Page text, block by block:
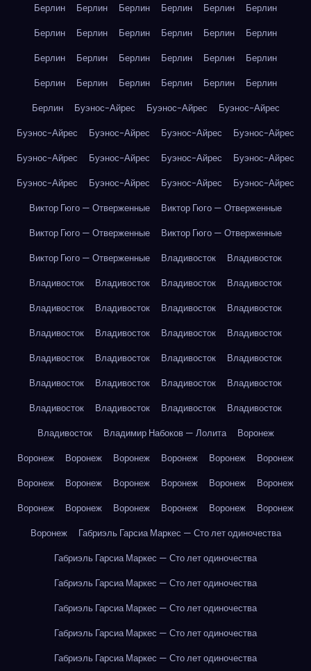
Берлин Берлин Берлин Берлин Берлин
Берлин
Берлин
Берлин Берлин Берлин Берлин
Берлин
Берлин
Берлин Берлин Берлин Берлин
Берлин
Берлин
Берлин Берлин Берлин Берлин
Берлин
Берлин
Буэнос-Айрес Буэнос-Айрес
Буэнос-Айрес
Буэнос-Айрес
Буэнос-Айрес Буэнос-Айрес
Буэнос-Айрес
Буэнос-Айрес
Буэнос-Айрес Буэнос-Айрес
Буэнос-Айрес
Буэнос-Айрес
Буэнос-Айрес Буэнос-Айрес
Буэнос-Айрес
Виктор Гюго — Отверженные
Виктор Гюго — Отверженные
Виктор Гюго — Отверженные
Виктор Гюго — Отверженные
Виктор Гюго — Отверженные
Владивосток
Владивосток
Владивосток
Владивосток Владивосток
Владивосток
Владивосток
Владивосток Владивосток
Владивосток
Владивосток
Владивосток Владивосток
Владивосток
Владивосток
Владивосток Владивосток
Владивосток
Владивосток
Владивосток Владивосток
Владивосток
Владивосток
Владивосток Владивосток
Владивосток
Владивосток
Владимир Набоков — Лолита
Воронеж
Воронеж
Воронеж Воронеж Воронеж Воронеж
Воронеж
Воронеж
Воронеж Воронеж Воронеж Воронеж
Воронеж
Воронеж
Воронеж Воронеж Воронеж Воронеж
Воронеж
Воронеж
Габриэль Гарсиа Маркес — Сто лет одиночества
Габриэль Гарсиа Маркес — Сто лет одиночества
Габриэль Гарсиа Маркес — Сто лет одиночества
Габриэль Гарсиа Маркес — Сто лет одиночества
Габриэль Гарсиа Маркес — Сто лет одиночества
Габриэль Гарсиа Маркес — Сто лет одиночества